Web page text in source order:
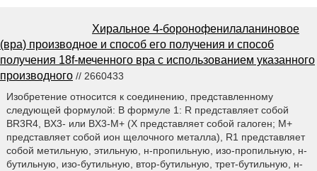
Хиральное 4-боронофенилаланиновое
(вра) производное и способ его получения и способ
получения 18f-меченного вра с использованием указанного
производного // 2660433
Изобретение относится к соединению, представленному
следующей формулой: В формуле 1: R представляет собой
BR3R4, BX3- или BX3-M+ (X представляет собой галоген; M+
представляет собой ион щелочного металла), R1 представляет
собой метильную, этильную, н-пропильную, изо-пропильную, н-
бутильную, изо-бутильную, втор-бутильную, трет-бутильную, н-